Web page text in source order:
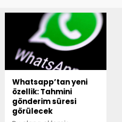
Whatsapp’tan yeni
özellik: Tahmini
gönderim süresi
görülecek